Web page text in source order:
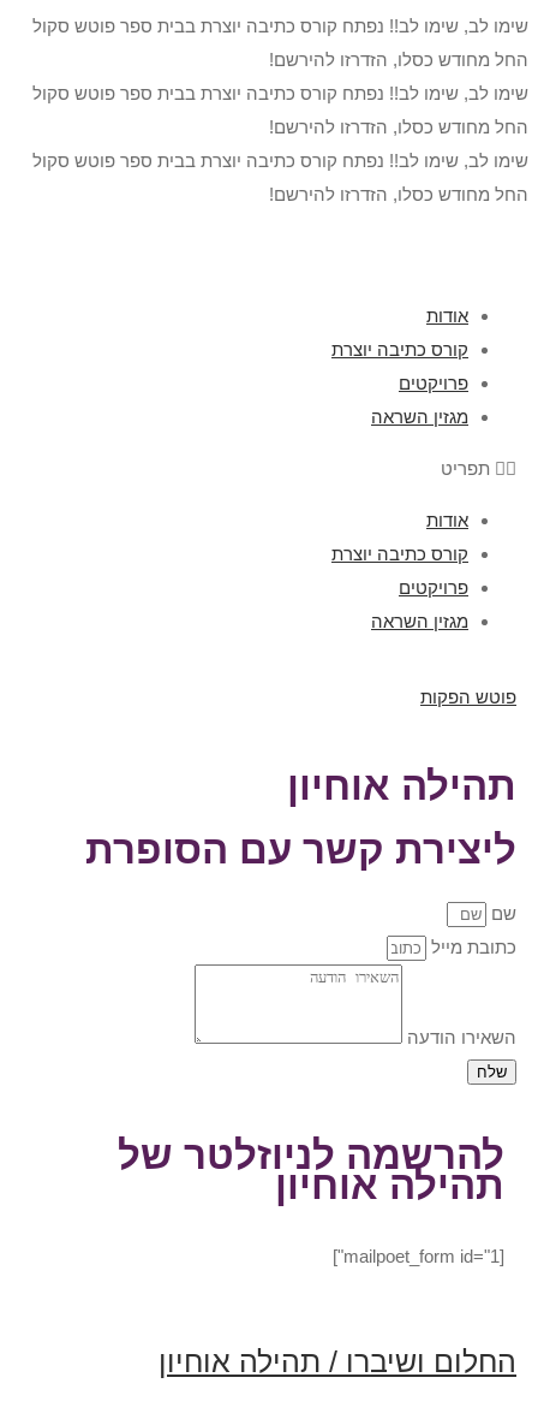
שימו לב, שימו לב!! נפתח קורס כתיבה יוצרת בבית ספר פוטש סקול
החל מחודש כסלו, הזדרזו להירשם!
שימו לב, שימו לב!! נפתח קורס כתיבה יוצרת בבית ספר פוטש סקול
החל מחודש כסלו, הזדרזו להירשם!
שימו לב, שימו לב!! נפתח קורס כתיבה יוצרת בבית ספר פוטש סקול
החל מחודש כסלו, הזדרזו להירשם!
אודות
קורס כתיבה יוצרת
פרויקטים
מגזין השראה
תפריט
אודות
קורס כתיבה יוצרת
פרויקטים
מגזין השראה
פוטש הפקות
תהילה אוחיון
ליצירת קשר עם הסופרת
שם
כתובת מייל
השאירו הודעה
שלח
להרשמה לניוזלטר של
תהילה אוחיון
[mailpoet_form id="1"]
החלום ושיברו / תהילה אוחיון